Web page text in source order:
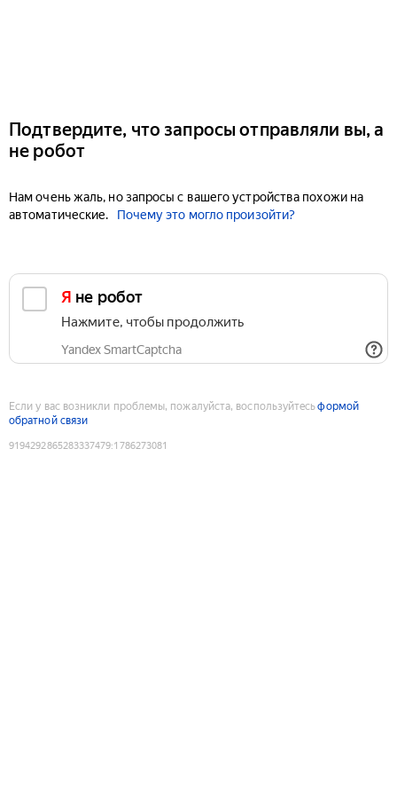
Подтвердите, что запросы отправляли вы, а
не робот
Нам очень жаль, но запросы с вашего устройства похожи на
автоматические.
Почему это могло произойти?
Я не робот
Нажмите, чтобы продолжить
Yandex SmartCaptcha
Если у вас возникли проблемы, пожалуйста, воспользуйтесьформой
обратной связи
9194292865283337479:1786273081